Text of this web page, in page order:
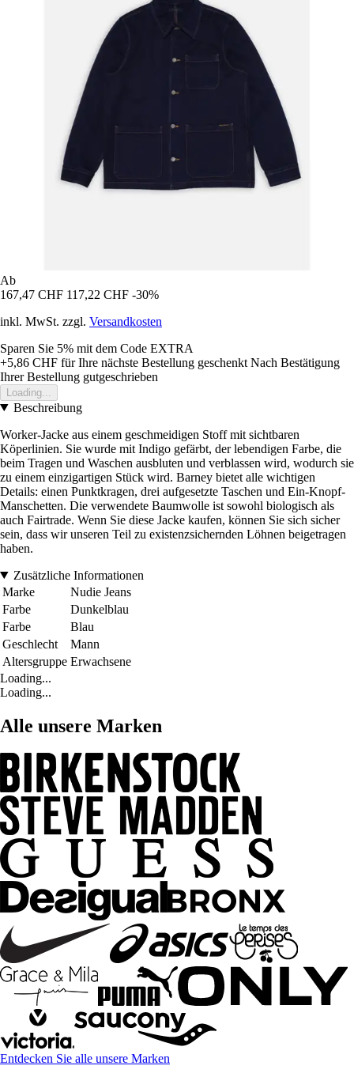
Ab
167,47 CHF 117,22 CHF -30%
inkl. MwSt. zzgl. Versandkosten
Sparen Sie 5% mit dem Code EXTRA
+5,86 CHF für Ihre nächste Bestellung geschenkt Nach Bestätigung
Ihrer Bestellung gutgeschrieben
Loading...
Beschreibung
Worker-Jacke aus einem geschmeidigen Stoff mit sichtbaren
Köperlinien. Sie wurde mit Indigo gefärbt, der lebendigen Farbe, die
beim Tragen und Waschen ausbluten und verblassen wird, wodurch sie
zu einem einzigartigen Stück wird. Barney bietet alle wichtigen
Details: einen Punktkragen, drei aufgesetzte Taschen und Ein-Knopf-
Manschetten. Die verwendete Baumwolle ist sowohl biologisch als
auch Fairtrade. Wenn Sie diese Jacke kaufen, können Sie sich sicher
sein, dass wir unseren Teil zu existenzsichernden Löhnen beigetragen
haben.
Zusätzliche Informationen
Marke
Nudie Jeans
Farbe
Dunkelblau
Farbe
Blau
Geschlecht
Mann
Altersgruppe Erwachsene
Loading...
Loading...
Alle unsere Marken
Entdecken Sie alle unsere Marken